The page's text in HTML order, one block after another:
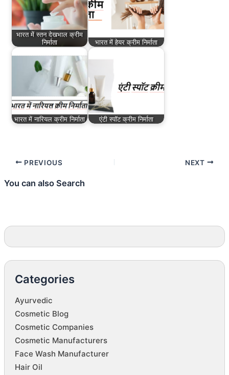
भारत में स्तन देखभाल क्रीम
निर्माता
भारत में हेयर क्रीम निर्माता
भारत में नारियल क्रीम निर्माता एंटी स्पॉट क्रीम निर्माता
PREVIOUS NEXT
You can also Search
Categories
Ayurvedic
Cosmetic Blog
Cosmetic Companies
Cosmetic Manufacturers
Face Wash Manufacturer
Hair Oil